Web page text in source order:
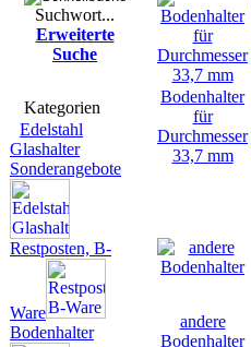
Suchwort...
Erwei­terte
Suche
Kate­gorien
Edelstahl
Glashalter
Sonderangebote
Restposten, B-
Ware
Bodenhalter
Bodenhalter
für
Durchmesser
33,7 mm
andere
Bodenhalter